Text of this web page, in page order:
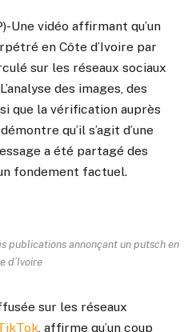
Une vidéo affirmant qu’un
en Côte d’Ivoire par
sur les réseaux sociaux
des images, des
que la vérification auprès
qu’il s’agit d’une
a été partagé des
fondement factuel.
publications annonçant un putsch en
d’Ivoire
sur les réseaux
, affirme qu’un coup